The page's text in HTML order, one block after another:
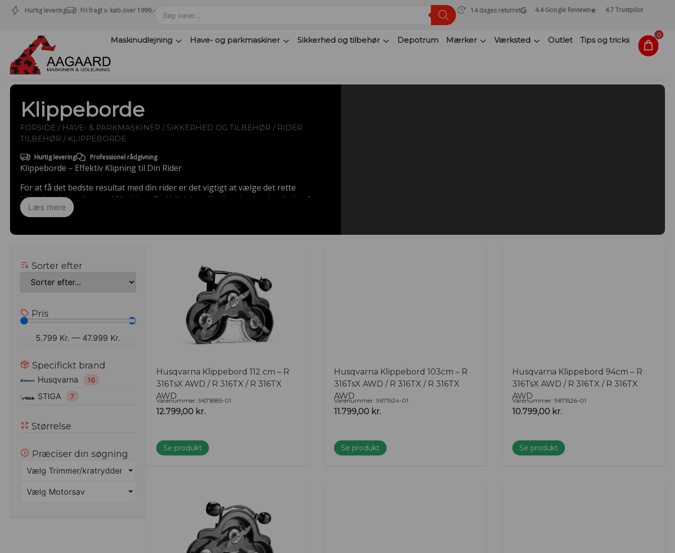
Hurtig levering Fri fragt v. køb over 1999,- 14 dages returret 4.4 Google Reviews 4.7 Trustpilot
Maskinudlejning Have- og parkmaskiner Sikkerhed og tilbehør Depotrum Mærker Værksted Outlet Tips og tricks
0
Maskinudlejning
Have- og parkmaskiner
Sikkerhed og tilbehør
Depotrum
Mærker
Outlet
4.4 Google Reviews
4.7 Trustpilot
Klippeborde
FORSIDE / HAVE- & PARKMASKINER / SIKKERHED OG TILBEHØR / RIDER
TILBEHØR / KLIPPEBORDE
Hurtig levering Professionel rådgivning
Klippeborde – Effektiv Klipning til Din Rider
For at få det bedste resultat med din rider er det vigtigt at vælge det rette
klippebord. Hos Aagaard Maskiner Og Udlejning tilbyder vi et bredt udvalg af
klippeborde fra
Kontakt Aagaard Maskiner Og Udlejning i dag for at høre mere om vores udvalg
af klippeborde, og find den løsning, der passer bedst til dine behov.
Læs mere
Sorter efter
Pris
5.799 Kr. — 47.999 Kr.
Specifickt brand
Husqvarna 16
STIGA 7
Størrelse
Præciser din søgning
Vælg Trimmer/kratrydder
Vælg Motorsav
Husqvarna Klippebord 112 cm – R
316TsX AWD / R 316TX / R 316TX
AWD
Varenummer: 9671885-01
12.799,00 kr.
Se produkt
Husqvarna Klippebord 103cm – R
316TsX AWD / R 316TX / R 316TX
AWD
Varenummer: 9671524-01
11.799,00 kr.
Se produkt
Husqvarna Klippebord 94cm – R
316TsX AWD / R 316TX / R 316TX
AWD
Varenummer: 9671526-01
10.799,00 kr.
Se produkt